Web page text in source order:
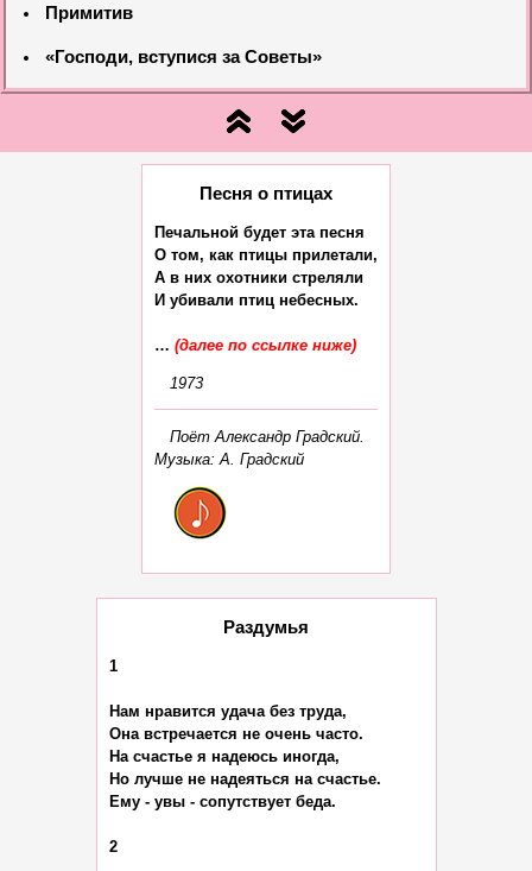
Примитив
«Господи, вступися за Советы»
Песня о птицах
Печальной будет эта песня
О том, как птицы прилетали,
А в них охотники стреляли
И убивали птиц небесных.
… (далее по ссылке ниже)
1973
Поёт Александр Градский.
Музыка: А. Градский
Раздумья
1
Нам нравится удача без труда,
Она встречается не очень часто.
На счастье я надеюсь иногда,
Но лучше не надеяться на счастье.
Ему - увы - сопутствует беда.
2